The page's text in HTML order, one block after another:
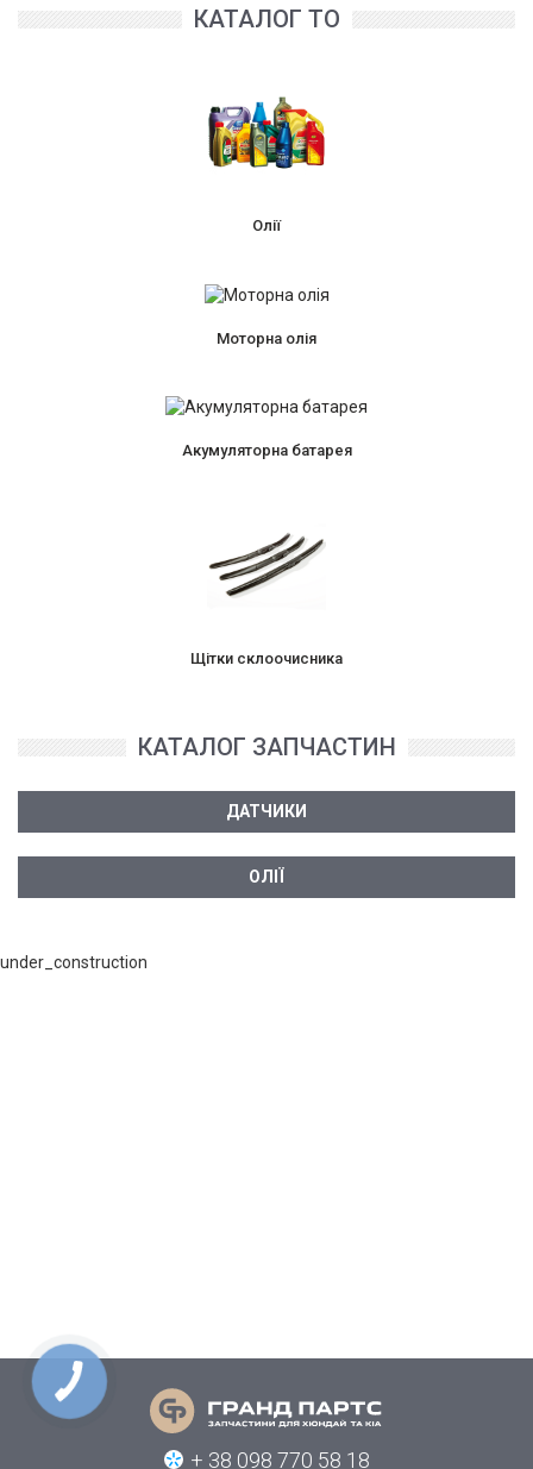
КАТАЛОГ ТО
Олії
Моторна олія
Акумуляторна батарея
Щітки склоочисника
КАТАЛОГ ЗАПЧАСТИН
ДАТЧИКИ
ОЛІЇ
under_construction
+ 38 098 770 58 18
КНОПКА
СВЯЗИ